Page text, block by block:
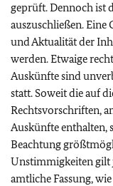
geprüft. Dennoch ist
auszuschließen.
und Aktualität der
werden. Etwaige
Auskünfte sind
statt. Soweit die auf
Rechtsvorschriften,
Auskünfte enthalten,
Beachtung
Unstimmigkeiten gilt
amtliche Fassung,